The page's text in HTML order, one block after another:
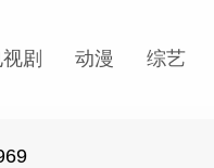
剧 动漫 综艺